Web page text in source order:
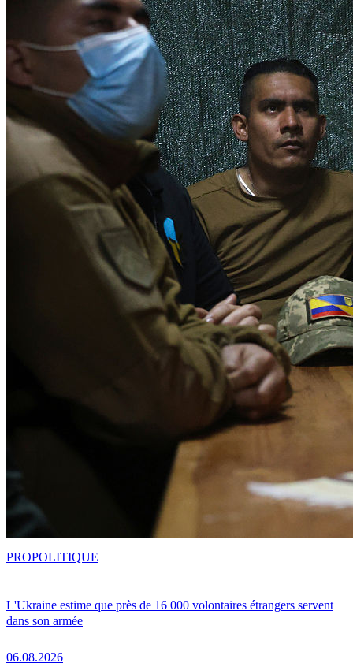
L'Ukraine estime que près de 16 000 volontaires étrangers servent
dans son armée
06.08.2026
PROPOLITIQUE